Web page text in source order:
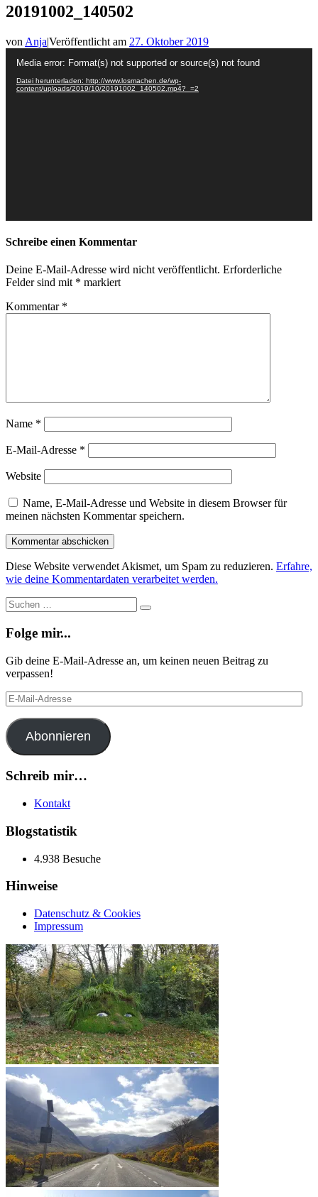
20191002_140502
von Anja|Veröffentlicht am 27. Oktober 2019
Player
Media error: Format(s) not supported or source(s) not found
Datei herunterladen: http://www.losmachen.de/wp-
content/uploads/2019/10/20191002_140502.mp4?_=2
Schreibe einen Kommentar
Deine E-Mail-Adresse wird nicht veröffentlicht. Erforderliche
Felder sind mit * markiert
Kommentar *
Name *
E-Mail-Adresse *
Website
Name, E-Mail-Adresse und Website in diesem Browser für
meinen nächsten Kommentar speichern.
Diese Website verwendet Akismet, um Spam zu reduzieren. Erfahre,
wie deine Kommentardaten verarbeitet werden.
Suche
Suchen
Folge mir...
Gib deine E-Mail-Adresse an, um keinen neuen Beitrag zu
verpassen!
E-
Mail-
Adresse
Abonnieren
Schreib mir…
Kontakt
Blogstatistik
4.938 Besuche
Hinweise
Datenschutz & Cookies
Impressum